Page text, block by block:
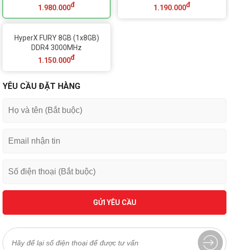
1.980.000đ
1.190.000đ
HyperX FURY 8GB (1x8GB)
DDR4 3000MHz
1.150.000đ
YÊU CẦU ĐẶT HÀNG
GỬI YÊU CẦU